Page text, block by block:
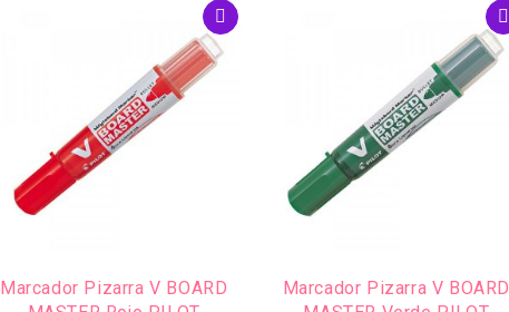
Marcador Pizarra V BOARD
Marcador Pizarra V BOARD